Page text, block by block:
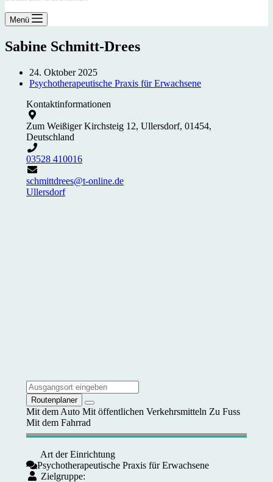
Menü
Sabine Schmitt-Drees
24. Oktober 2025
Psychotherapeutische Praxis für Erwachsene
Kontaktinformationen
Zum Weißiger Kirchsteig 12, Ullersdorf, 01454,
Deutschland
03528 410016
schmittdrees@t-online.de
Ullersdorf
Routenplaner
Mit dem Auto Mit öffentlichen Verkehrsmitteln Zu Fuss
Mit dem Fahrrad
Art der Einrichtung
Psychotherapeutische Praxis für Erwachsene
Zielgruppe: